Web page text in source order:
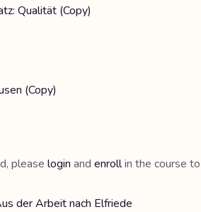
Qualität (Copy)
(Copy)
please login and enrollin the course to
der Arbeit nach Elfriede